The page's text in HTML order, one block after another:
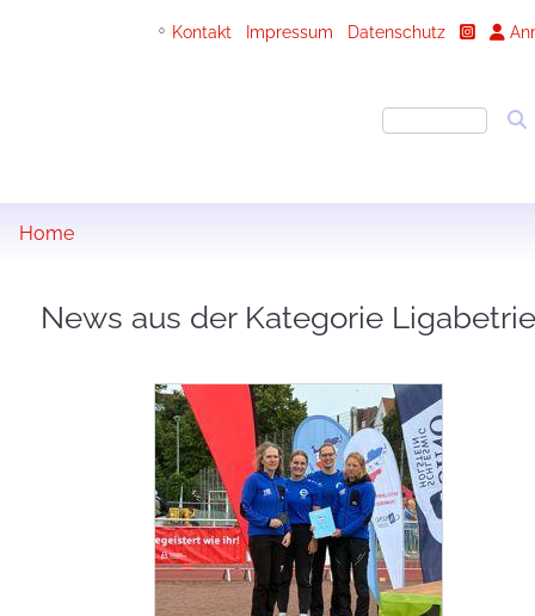
0 Kontakt Impressum Datenschutz
Home
News aus der Kategorie